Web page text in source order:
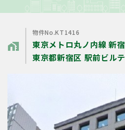
home_work
物件No.KT1416
東京メトロ丸ノ内線 新
東京都新宿区 駅前ビル